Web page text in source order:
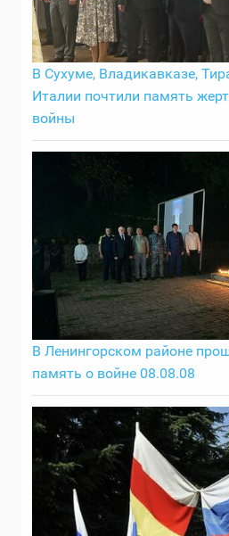
В Сухуме, Владикавказе,
Италии почтили память
войны
В Ленингорском районе
память о войне 08.08.08